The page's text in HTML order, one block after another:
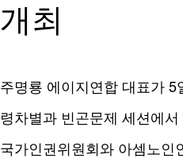
개최
주명룡 에이지연합 대표가
령차별과 빈곤문제 세션에
국가인권위원회와 아셈노인